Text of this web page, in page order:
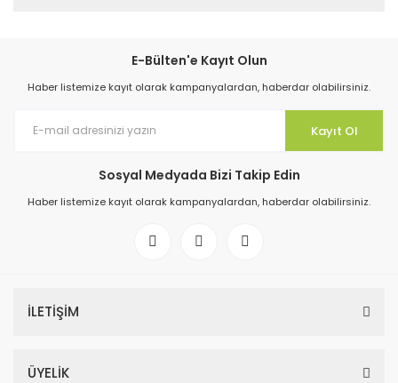
E-Bülten'e Kayıt Olun
Haber listemize kayıt olarak kampanyalardan, haberdar olabilirsiniz.
Kayıt Ol
Sosyal Medyada Bizi Takip Edin
Haber listemize kayıt olarak kampanyalardan, haberdar olabilirsiniz.
İLETİŞİM
ÜYELİK